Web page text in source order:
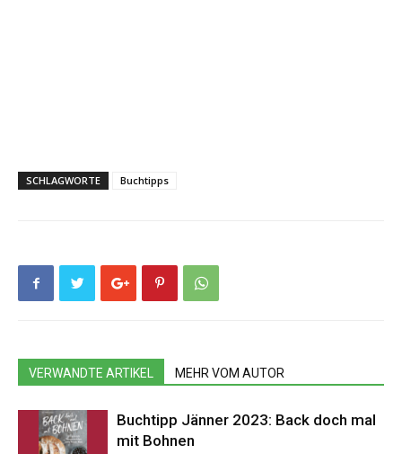
SCHLAGWORTE Buchtipps
VERWANDTE ARTIKEL MEHR VOM AUTOR
Buchtipp Jänner 2023: Back doch mal
mit Bohnen